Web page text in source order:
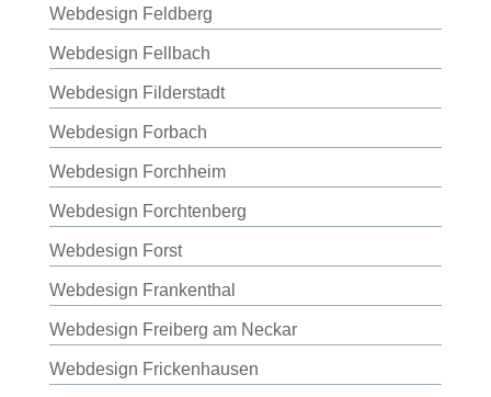
Webdesign Feldberg
Webdesign Fellbach
Webdesign Filderstadt
Webdesign Forbach
Webdesign Forchheim
Webdesign Forchtenberg
Webdesign Forst
Webdesign Frankenthal
Webdesign Freiberg am Neckar
Webdesign Frickenhausen